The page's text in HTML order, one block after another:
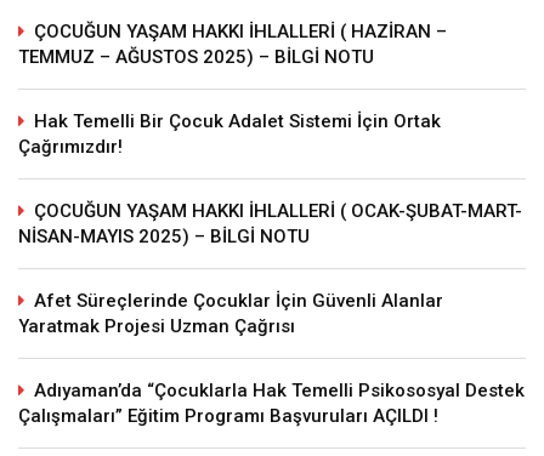
ÇOCUĞUN YAŞAM HAKKI İHLALLERİ ( HAZİRAN –
TEMMUZ – AĞUSTOS 2025) – BİLGİ NOTU
Hak Temelli Bir Çocuk Adalet Sistemi İçin Ortak
Çağrımızdır!
ÇOCUĞUN YAŞAM HAKKI İHLALLERİ ( OCAK-ŞUBAT-MART-
NİSAN-MAYIS 2025) – BİLGİ NOTU
Afet Süreçlerinde Çocuklar İçin Güvenli Alanlar
Yaratmak Projesi Uzman Çağrısı
Adıyaman’da “Çocuklarla Hak Temelli Psikososyal Destek
Çalışmaları” Eğitim Programı Başvuruları AÇILDI !